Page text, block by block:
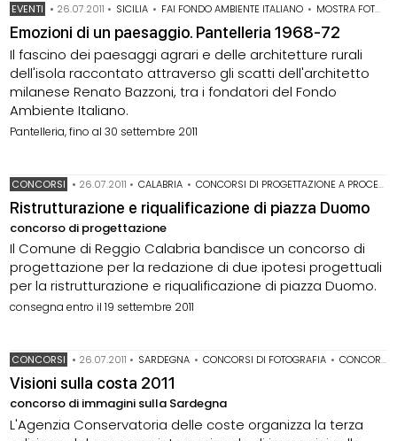
EVENTI • 26.07.2011 • SICILIA • FAI FONDO AMBIENTE ITALIANO • MOSTRA FOTOGRAFICA
Emozioni di un paesaggio. Pantelleria 1968-72
Il fascino dei paesaggi agrari e delle architetture rurali
dell'isola raccontato attraverso gli scatti dell'architetto
milanese Renato Bazzoni, tra i fondatori del Fondo
Ambiente Italiano.
Pantelleria, fino al 30 settembre 2011
CONCORSI • 26.07.2011 • CALABRIA • CONCORSI DI PROGETTAZIONE A PROCEDURA APERTA
Ristrutturazione e riqualificazione di piazza Duomo
concorso di progettazione
Il Comune di Reggio Calabria bandisce un concorso di
progettazione per la redazione di due ipotesi progettuali
per la ristrutturazione e riqualificazione di piazza Duomo.
consegna entro il 19 settembre 2011
CONCORSI • 26.07.2011 • SARDEGNA • CONCORSI DI FOTOGRAFIA • CONCORSI VIDEO
Visioni sulla costa 2011
concorso di immagini sulla Sardegna
L'Agenzia Conservatoria delle coste organizza la terza